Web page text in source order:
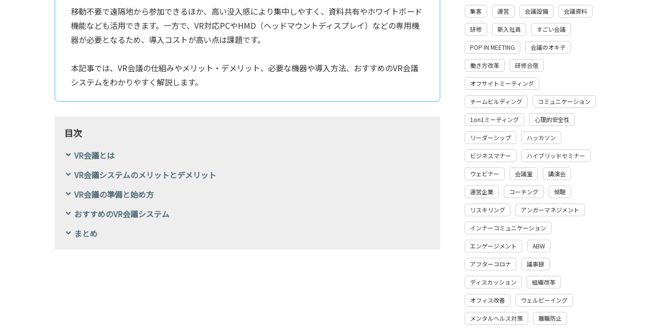
移動不要で遠隔地から参加できるほか、高い没入感により集中しやすく、資料共有やホワイトボード
機能なども活用できます。一方で、VR対応PCやHMD（ヘッドマウントディスプレイ）などの専用機
器が必要となるため、導入コストが高い点は課題です。
本記事では、VR会議の仕組みやメリット・デメリット、必要な機器や導入方法、おすすめのVR会議
システムをわかりやすく解説します。
目次
VR会議とは
VR会議システムのメリットとデメリット
VR会議の準備と始め方
おすすめのVR会議システム
まとめ
集客 運営 会議設備 会議資料
研修 新入社員 すごい会議
POP IN MEETING 会議のオキテ
働き方改革 研修合宿
オフサイトミーティング
チームビルディング コミュニケーション
1on1ミーティング 心理的安全性
リーダーシップ ハッカソン
ビジネスマナー ハイブリッドセミナー
ウェビナー 会議室 講演会
運営企業 コーチング 傾聴
リスキリング アンガーマネジメント
インナーコミュニケーション
エンゲージメント ABW
アフターコロナ 議事録
ディスカッション 組織改革
オフィス改善 ウェルビーイング
メンタルヘルス対策 離職防止